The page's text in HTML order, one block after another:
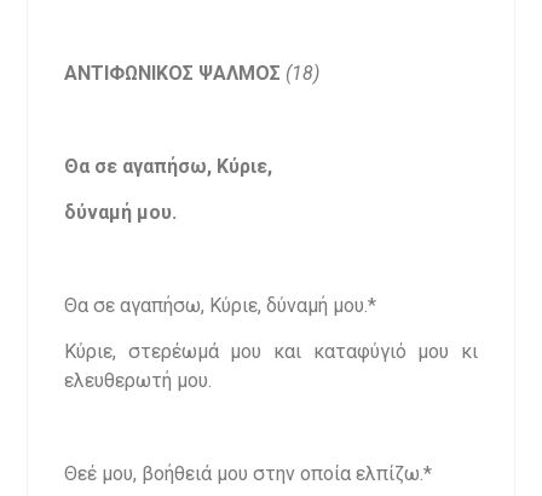
ΑΝΤΙΦΩΝΙΚΟΣ ΨΑΛΜΟΣ (18)
Θα σε αγαπήσω, Κύριε,
δύναμή μου.
Θα σε αγαπήσω, Κύριε, δύναμή μου.*
Κύριε, στερέωμά μου και καταφύγιό μου κι
ελευθερωτή μου.
Θεέ μου, βοήθειά μου στην οποία ελπίζω.*